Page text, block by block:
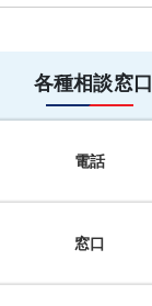
各種相談窓口
電話
窓口